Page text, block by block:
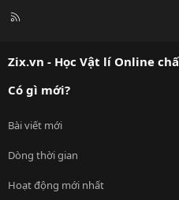
R
Zix.vn - Học Vật lí Online
Có gì mới?
Bài viết mới
Dòng thời gian
Hoạt động mới nhất